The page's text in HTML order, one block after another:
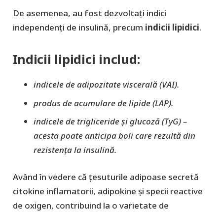
De asemenea, au fost dezvoltați indici
independenți de insulină, precum indicii lipidici.
Indicii lipidici includ:
indicele de adipozitate viscerală (VAI).
produs de acumulare de lipide (LAP).
indicele de trigliceride și glucoză (TyG) –
acesta poate anticipa boli care rezultă din
rezistența la insulină.
Având în vedere că țesuturile adipoase secretă
citokine inflamatorii, adipokine și specii reactive
de oxigen, contribuind la o varietate de